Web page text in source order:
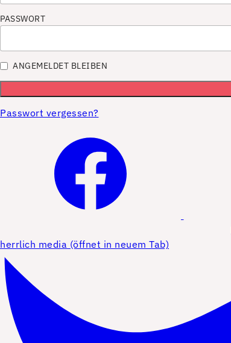
PASSWORT
ANGEMELDET BLEIBEN
Passwort vergessen?
herrlich media (öffnet in neuem Tab)